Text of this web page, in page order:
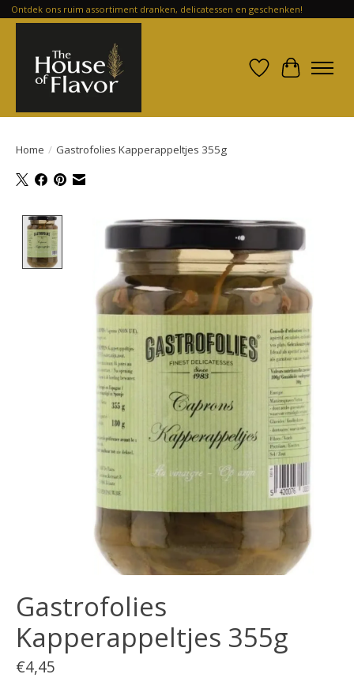
Ontdek ons ruim assortiment dranken, delicatessen en geschenken!
Verlanglijst
Home / Gastrofolies Kapperappeltjes 355g
Product image slideshow Items
Gastrofolies
Kapperappeltjes 355g
€4,45